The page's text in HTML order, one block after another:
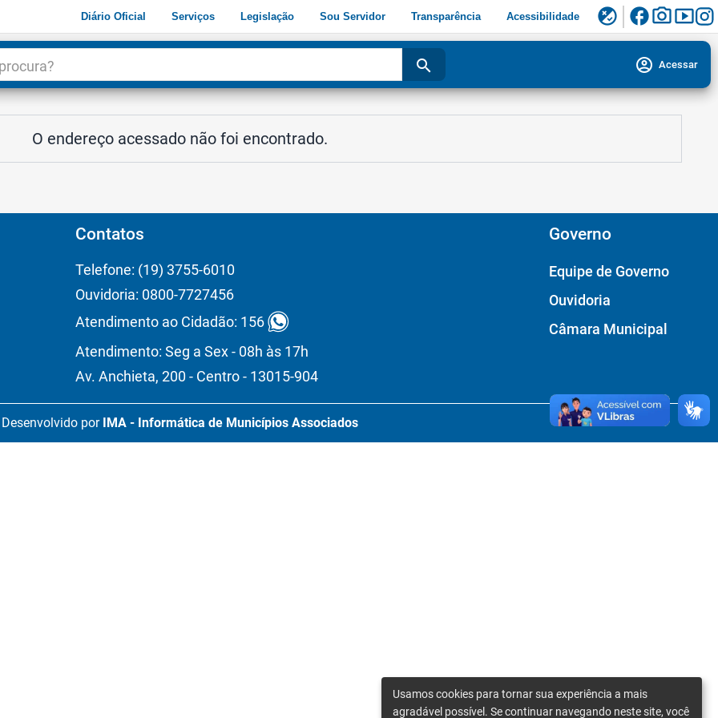
Diário Oficial Serviços Legislação Sou Servidor Transparência Acessibilidade flaky facebookphoto_camerasmart_display
search account_circle Acessar
O endereço acessado não foi encontrado.
Contatos
Telefone: (19) 3755-6010
Ouvidoria: 0800-7727456
Atendimento ao Cidadão: 156
Atendimento: Seg a Sex - 08h às 17h
Av. Anchieta, 200 - Centro - 13015-904
Governo
Equipe de Governo
Ouvidoria
Câmara Municipal
Desenvolvido por IMA - Informática de Municípios Associados
Usamos cookies para tornar sua experiência a mais
agradável possível. Se continuar navegando neste site, você